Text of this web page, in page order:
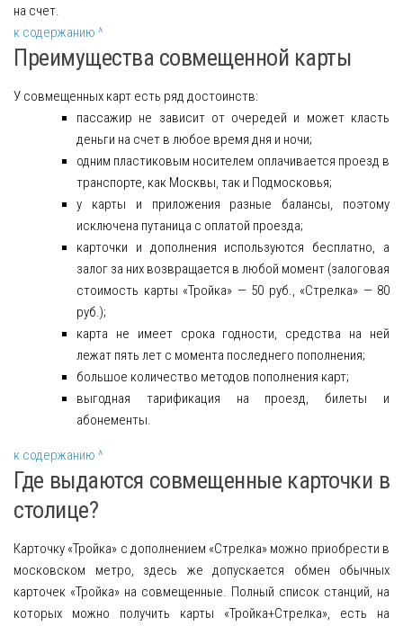
на счет.
к содержанию ^
Преимущества совмещенной карты
У совмещенных карт есть ряд достоинств:
пассажир не зависит от очередей и может класть
деньги на счет в любое время дня и ночи;
одним пластиковым носителем оплачивается проезд в
транспорте, как Москвы, так и Подмосковья;
у карты и приложения разные балансы, поэтому
исключена путаница с оплатой проезда;
карточки и дополнения используются бесплатно, а
залог за них возвращается в любой момент (залоговая
стоимость карты «Тройка» — 50 руб., «Стрелка» — 80
руб.);
карта не имеет срока годности, средства на ней
лежат пять лет с момента последнего пополнения;
большое количество методов пополнения карт;
выгодная тарификация на проезд, билеты и
абонементы.
к содержанию ^
Где выдаются совмещенные карточки в
столице?
Карточку «Тройка» с дополнением «Стрелка» можно приобрести в
московском метро, здесь же допускается обмен обычных
карточек «Тройка» на совмещенные. Полный список станций, на
которых можно получить карты «Тройка+Стрелка», есть на